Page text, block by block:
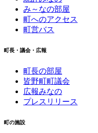
み～なの部屋
町へのアクセス
町営バス
町長・議会・広報
町長の部屋
皆野町町議会
広報みなの
プレスリリース
町の施設